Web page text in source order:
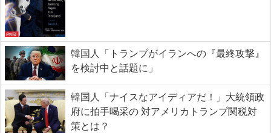
韓国人「トランプがイランへの『最終攻撃』
を検討中と話題に」
韓国人「ナイスなアイディアだ！」大統領政
府に拍手喝采の 対アメリカトランプ関税対
策とは？